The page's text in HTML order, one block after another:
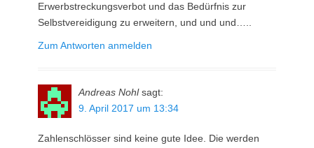
Erwerbstreckungsverbot und das Bedürfnis zur
Selbstvereidigung zu erweitern, und und und…..
Zum Antworten anmelden
Andreas Nohl sagt:
9. April 2017 um 13:34
Zahlenschlösser sind keine gute Idee. Die werden